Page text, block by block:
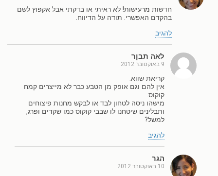
חדשות מרעישות! לא ראיתי או בדקתי אבל אקפוץ לשם
בהקדם האפשרי. תודה על הדיווח.
להגיב
לאה תבןר
9 באוקטובר 2012
קריאת שווא.
אין להם וגם אופק מן הטבע כבר לא מייצרים קמח
קוקוס.
מישהו ניסה לטחון לבד או לבקש מחנות פיצוחים
ותבלינים שיטחנו לו שבבי קוקוס כמו שקדים ופרג,
למשל?
להגיב
הגר
10 באוקטובר 2012